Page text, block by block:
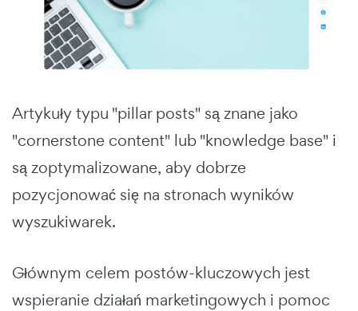
Artykuły typu "pillar posts" są znane jako
"cornerstone content" lub "knowledge base" i
są zoptymalizowane, aby dobrze
pozycjonować się na stronach wyników
wyszukiwarek.
Głównym celem postów-kluczowych jest
wspieranie działań marketingowych i pomoc